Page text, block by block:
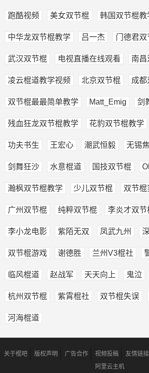
跑酷视频 美女双节棍 韩国双节棍教
中华龙双节棍教学 吕一杰 门德君
武汉双节棍 电视直播在线观看 南昌
凌云棍道教学视频 北京双节棍 成都
双节棍最最简单教学 Matt_Emig 剑
残血狂龙双节棍教学 花豹双节棍教学
功夫书生 王宏心 潮武恒毅 无锡
剑舞狂沙 水意棍道 国技双节棍
瀚枫双节棍教学 少儿双节棍 双节棍
广州双节棍 纯粹双节棍 李炎才双节
李小龙电影 紫陌无双 凤武九州
双节棍游戏 谢德胜 兰州V3棍社
临风棍道 赵战军 天天向上 鬼泣
杭州双节棍 紫霄棍社 双节棍失误
河海棍道
关于棍吧 版权声明 广告合作 视频投稿 友情链接
阿里云主机